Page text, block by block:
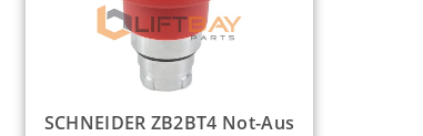
SCHNEIDER ZB2BT4 Not-Aus